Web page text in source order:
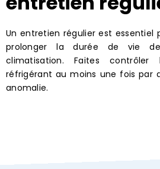
Un entretien régulier est essentiel
prolonger la durée de vie
climatisation. Faites
réfrigérant au moins une fois par
anomalie.